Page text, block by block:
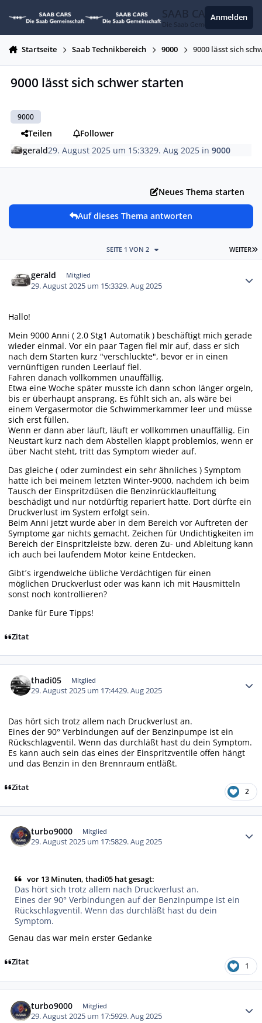
SAAB CARS
Die Saab Gemeinschaft
Anmelden
Startseite Saab Technikbereich 9000 9000 lässt sich
9000 lässt sich schwer starten
9000
Teilen
Follower
gerald29. August 2025 um 15:3329. Aug 2025 in9000
Neues Thema starten
Auf dieses Thema antworten
WEITER
SEITE 1 VON 2
gerald Mitglied
29. August 2025 um 15:3329. Aug 2025
Hallo!
Mein 9000 Anni ( 2.0 Stg1 Automatik ) beschäftigt mich gerade
wieder einmal. Vor ein paar Tagen fiel mir auf, dass er sich
nach dem Starten kurz "verschluckte", bevor er in einen
vernünftigen runden Leerlauf fiel.
Fahren danach vollkommen unauffällig.
Etwa eine Woche später musste ich dann schon länger orgeln,
bis er überhaupt ansprang. Es fühlt sich an, als wäre bei
einem Vergasermotor die Schwimmerkammer leer und müsse
sich erst füllen.
Wenn er dann aber läuft, läuft er vollkommen unauffällig. Ein
Neustart kurz nach dem Abstellen klappt problemlos, wenn er
über Nacht steht, tritt das Symptom wieder auf.
Das gleiche ( oder zumindest ein sehr ähnliches ) Symptom
hatte ich bei meinem letzten Winter-9000, nachdem ich beim
Tausch der Einspritzdüsen die Benzinrücklaufleitung
beschädigt und nur notdürftig repariert hatte. Dort dürfte ein
Druckverlust im System erfolgt sein.
Beim Anni jetzt wurde aber in dem Bereich vor Auftreten der
Symptome gar nichts gemacht. Zeichen für Undichtigkeiten im
Bereich der Einspritzleiste bzw. deren Zu- und Ableitung kann
ich auch bei laufendem Motor keine Entdecken.
Gibt´s irgendwelche übliche Verdächtigen für einen
möglichen Druckverlust oder was kann ich mit Hausmitteln
sonst noch kontrollieren?
Danke für Eure Tipps!
Zitat
thadi05 Mitglied
29. August 2025 um 17:4429. Aug 2025
Das hört sich trotz allem nach Druckverlust an.
Eines der 90° Verbindungen auf der Benzinpumpe ist ein
Rückschlagventil. Wenn das durchläßt hast du dein Symptom.
Es kann auch sein das eines der Einspritzventile offen hängt
und das Benzin in den Brennraum entläßt.
Zitat 2
turbo9000 Mitglied
29. August 2025 um 17:5829. Aug 2025
vor 13 Minuten, thadi05 hat gesagt:
Das hört sich trotz allem nach Druckverlust an.
Eines der 90° Verbindungen auf der Benzinpumpe ist ein
Rückschlagventil. Wenn das durchläßt hast du dein
Symptom.
Genau das war mein erster Gedanke
Zitat 1
turbo9000 Mitglied
29. August 2025 um 17:5929. Aug 2025